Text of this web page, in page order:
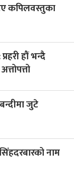
कपिलवस्तुका
हौं भन्दै
जुटे
नाम